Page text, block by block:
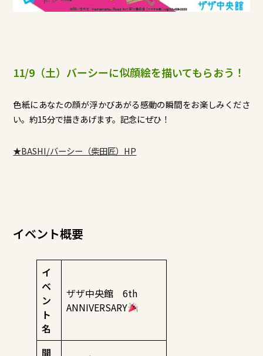
11/9（土）バーシーに似顔絵を描いてもらおう！
色紙にあなたの顔が浮かびあがる感動の瞬間をお楽しみくださ
い。約15分で描きあげます。記念にぜひ！
★BASHI/バーシー（柴田匠）HP
イベント概要
イ
ベ
ン
ト
名
ザザ中央館 6th
ANNIVERSARY
開